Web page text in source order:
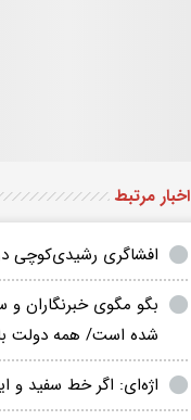
اخبار مرتبط
افشاگری رشیدی‌کوچی
بگو مگوی خبرنگاران و
شده است/ همه دولت
اژه‌ای: اگر خط سفید و